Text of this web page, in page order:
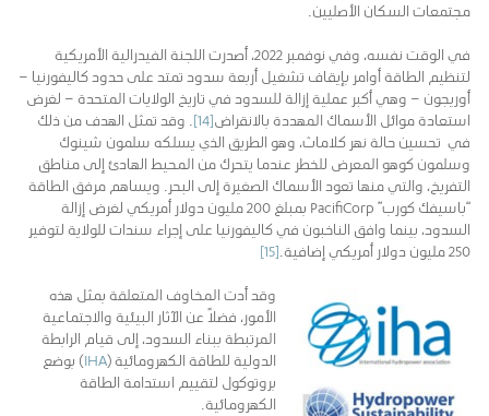
مجتمعات السكان الأصليين.
في الوقت نفسه، وفي نوفمبر 2022، أصدرت اللجنة الفيدرالية الأمريكية
لتنظيم الطاقة أوامر بإيقاف تشغيل أربعة سدود تمتد على حدود كاليفورنيا –
أوريجون – وهي أكبر عملية إزالة للسدود في تاريخ الولايات المتحدة – لغرض
استعادة موائل الأسماك المهددة بالانقراض[14]
. وقد تمثل الهدف من ذلك
في تحسين حالة نهر كلاماث، وهو الطريق الذي يسلكه سلمون شينوك
وسلمون كوهو المعرض للخطر عندما يتحرك من المحيط الهادئ إلى مناطق
التفريخ، والتي منها تعود الأسماك الصغيرة إلى البحر. ويساهم مرفق الطاقة
“باسيفك كورب” PacifiCorp بمبلغ 200 مليون دولار أمريكي لغرض إزالة
السدود، بينما وافق الناخبون في كاليفورنيا على إجراء سندات للولاية لتوفير
250 مليون دولار أمريكي إضافية.
[15]
وقد أدت المخاوف المتعلقة بمثل هذه
الأمور، فضلاً عن الآثار البيئية والاجتماعية
المرتبطة ببناء السدود، إلى قيام الرابطة
الدولية للطاقة الكهرومائية (IHA) بوضع
بروتوكول لتقييم استدامة الطاقة
الكهرومائية.